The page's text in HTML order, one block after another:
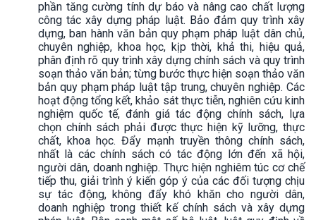
phần tăng cường tính dự báo và nâng cao chất lượng
công tác xây dựng pháp luật. Bảo đảm quy trình xây
dựng, ban hành văn bản quy phạm pháp luật dân chủ,
chuyên nghiệp, khoa học, kịp thời, khả thi, hiệu quả,
phân định rõ quy trình xây dựng chính sách và quy trình
soạn thảo văn bản; từng bước thực hiện soạn thảo văn
bản quy phạm pháp luật tập trung, chuyên nghiệp. Các
hoạt động tổng kết, khảo sát thực tiễn, nghiên cứu kinh
nghiệm quốc tế, đánh giá tác động chính sách, lựa
chọn chính sách phải được thực hiện kỹ lưỡng, thực
chất, khoa học. Đẩy mạnh truyền thông chính sách,
nhất là các chính sách có tác động lớn đến xã hội,
người dân, doanh nghiệp. Thực hiện nghiêm túc cơ chế
tiếp thu, giải trình ý kiến góp ý của các đối tượng chịu
sự tác động, không đẩy khó khăn cho người dân,
doanh nghiệp trong thiết kế chính sách và xây dựng